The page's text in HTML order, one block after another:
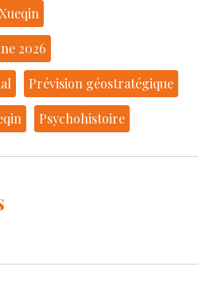
2026
Prévision géostratégique
Psychohistoire